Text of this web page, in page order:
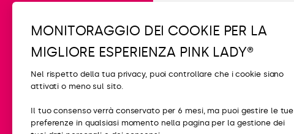
FAQ
MONITORAGGIO DEI COOKIE PER LA
MIGLIORE ESPERIENZA PINK LADY®
Nel rispetto della tua privacy, puoi controllare che i cookie siano
attivati ​​o meno sul sito.
Il tuo consenso verrà conservato per 6 mesi, ma puoi gestire le tue
preferenze in qualsiasi momento nella pagina per la gestione dei